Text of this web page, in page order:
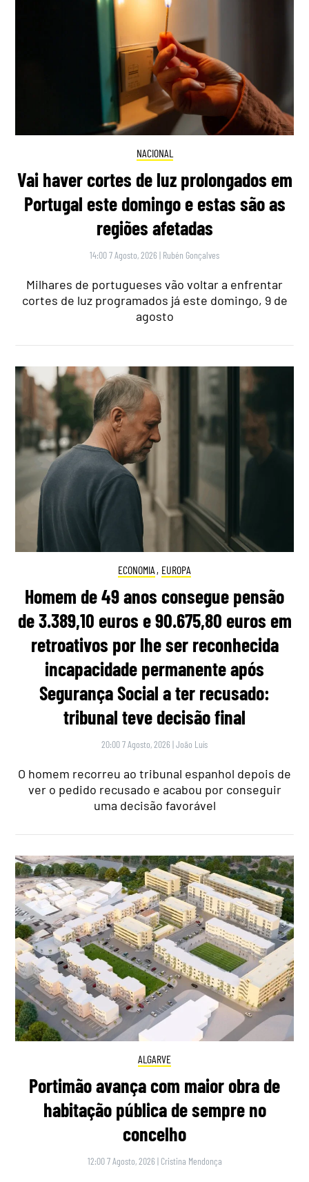
NACIONAL
Vai haver cortes de luz prolongados em
Portugal este domingo e estas são as
regiões afetadas
14:00 7 Agosto, 2026 | Rubén Gonçalves
Milhares de portugueses vão voltar a enfrentar
cortes de luz programados já este domingo, 9 de
agosto
ECONOMIA , EUROPA
Homem de 49 anos consegue pensão
de 3.389,10 euros e 90.675,80 euros em
retroativos por lhe ser reconhecida
incapacidade permanente após
Segurança Social a ter recusado:
tribunal teve decisão final
20:00 7 Agosto, 2026 |João Luís
O homem recorreu ao tribunal espanhol depois de
ver o pedido recusado e acabou por conseguir
uma decisão favorável
ALGARVE
Portimão avança com maior obra de
habitação pública de sempre no
concelho
12:00 7 Agosto, 2026 | Cristina Mendonça